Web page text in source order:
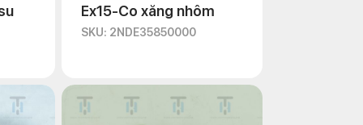
Lưu ý vị trí và cách tháo lắp để có
Ex15-Co xăng nhôm
SKU: 2NDE35850000